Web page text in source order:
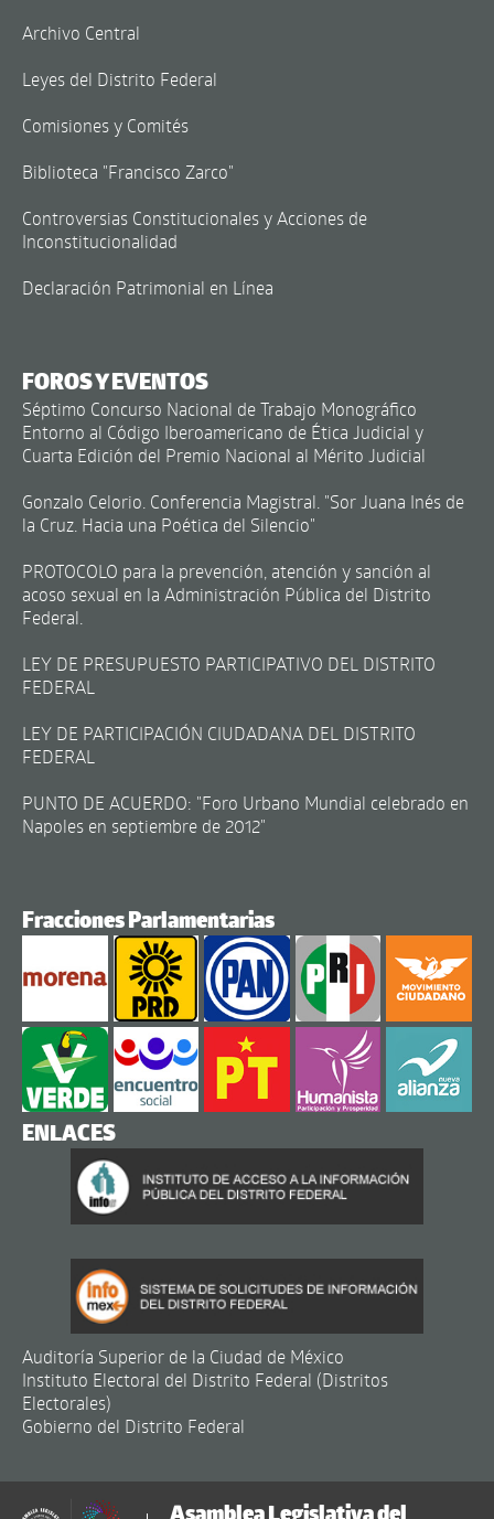
Archivo Central
Leyes del Distrito Federal
Comisiones y Comités
Biblioteca "Francisco Zarco"
Controversias Constitucionales y Acciones de
Inconstitucionalidad
Declaración Patrimonial en Línea
FOROS Y EVENTOS
Séptimo Concurso Nacional de Trabajo Monográfico
Entorno al Código Iberoamericano de Ética Judicial y
Cuarta Edición del Premio Nacional al Mérito Judicial
Gonzalo Celorio. Conferencia Magistral. "Sor Juana Inés de
la Cruz. Hacia una Poética del Silencio"
PROTOCOLO para la prevención, atención y sanción al
acoso sexual en la Administración Pública del Distrito
Federal.
LEY DE PRESUPUESTO PARTICIPATIVO DEL DISTRITO
FEDERAL
LEY DE PARTICIPACIÓN CIUDADANA DEL DISTRITO
FEDERAL
PUNTO DE ACUERDO: "Foro Urbano Mundial celebrado en
Napoles en septiembre de 2012"
Fracciones Parlamentarias
ENLACES
Auditoría Superior de la Ciudad de México
Instituto Electoral del Distrito Federal (Distritos
Electorales)
Gobierno del Distrito Federal